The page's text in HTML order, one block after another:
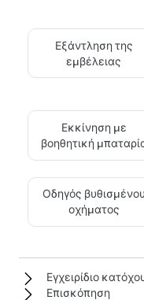
Εξάντληση της
εμβέλειας
Εκκίνηση με
βοηθητική
Οδηγός βυθισμένου
οχήματος
Εγχειρίδιο
Επισκόπηση